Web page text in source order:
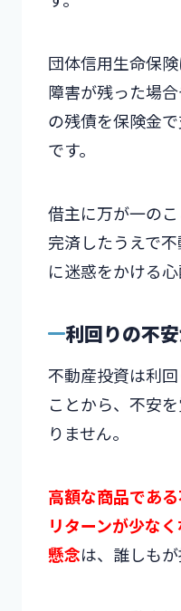
団体信用生命保
障害が残った場
の残債を保険金
です。
借主に万が一の
完済したうえで
に迷惑をかける心
利回りの不
不動産投資は利
ことから、不安
りません。
高額な商品であ
リターンが少な
懸念は、誰しもが